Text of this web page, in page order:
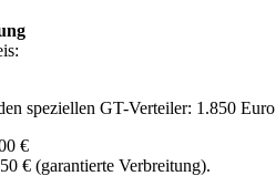
speziellen GT-Verteiler: 1.850 Euro
€
€ (garantierte Verbreitung).